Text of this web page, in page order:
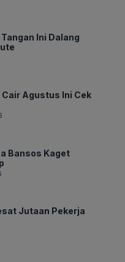
Ini Dalang
Cair Agustus Ini Cek
Bansos Kaget
Jutaan Pekerja